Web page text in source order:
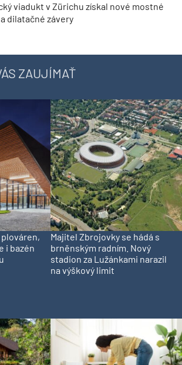
viadukt v Zürichu získal nové mostné
dilatačné závery
ZAUJÍMAŤ
i bazén
Majitel Zbrojovky se hádá s
brněnským radním. Nový
stadion za Lužánkami narazil
na výškový limit